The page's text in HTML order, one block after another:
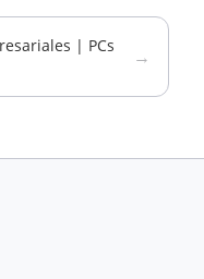
| PCs
→